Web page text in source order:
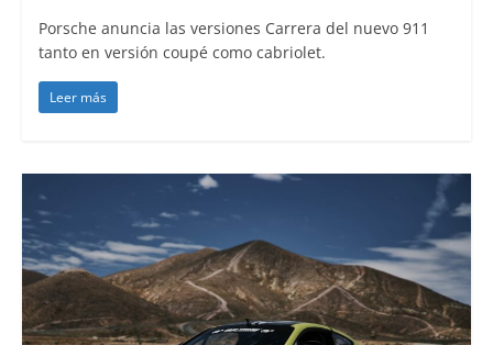
Porsche anuncia las versiones Carrera del nuevo 911
tanto en versión coupé como cabriolet.
Leer más